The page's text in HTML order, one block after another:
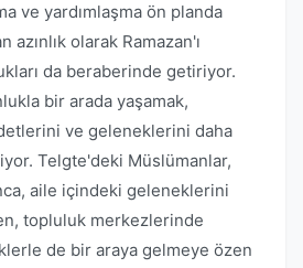
ve yardımlaşma ön planda
olarak Ramazan'ı
da beraberinde getiriyor.
bir arada yaşamak,
ve geleneklerini daha
Telgte'deki Müslümanlar,
aile içindeki geleneklerini
topluluk merkezlerinde
de bir araya gelmeye özen